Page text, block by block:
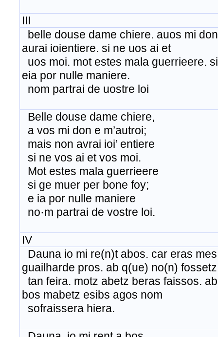
III
belle douse dame chiere. auos mi
aurai ioientiere. si ne uos ai et
uos moi. mot estes mala guerrieere.
eia por nulle maniere.
nom partrai de uostre loi
Belle douse dame chiere,
a vos mi don e m’autroi;
mais non avrai ioi’ entiere
si ne vos ai et vos moi.
Mot estes mala guerrieere
si ge muer per bone foy;
e ia por nulle maniere
no·m partrai de vostre loi.
IV
Dauna io mi re(n)t abos. car eras
guailharde pros. ab q(ue) no(n) fossetz
tan feira. motz abetz beras faissos.
bos mabetz esibs agos nom
sofraissera hiera.